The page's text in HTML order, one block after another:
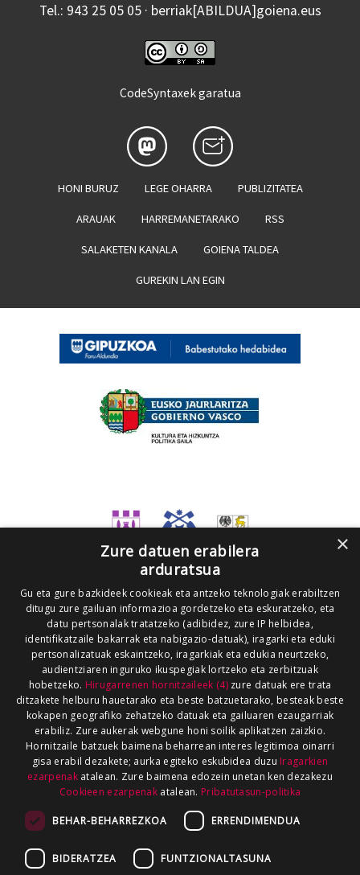
Tel.: 943 25 05 05 · berriak[ABILDUA]goiena.eus
CodeSyntaxek garatua
HONI BURUZ LEGE OHARRA PUBLIZITATEA
ARAUAK HARREMANETARAKO RSS
SALAKETEN KANALA GOIENA TALDEA
GUREKIN LAN EGIN
×
Zure datuen erabilera
arduratsua
Gu eta gure bazkideek cookieak eta antzeko teknologiak erabiltzen
ditugu zure gailuan informazioa gordetzeko eta eskuratzeko, eta
datu pertsonalak tratatzeko (adibidez, zure IP helbidea,
identifikatzaile bakarrak eta nabigazio-datuak), iragarki eta eduki
pertsonalizatuak eskaintzeko, iragarkiak eta edukia neurtzeko,
audientziaren inguruko ikuspegiak lortzeko eta zerbitzuak
hobetzeko. Hirugarrenen hornitzaileek (4)zure datuak ere trata
ditzakete helburu hauetarako eta beste batzuetarako, besteak beste
kokapen geografiko zehatzeko datuak eta gailuaren ezaugarriak
erabiliz. Zure aukerak webgune honi soilik aplikatzen zaizkio.
Hornitzaile batzuek baimena beharrean interes legitimoa oinarri
gisa erabil dezakete; aurka egiteko eskubidea duzu Iragarkien
ezarpenakatalean. Zure baimena edozein unetan ken dezakezu
Cookieen ezarpenak atalean. Pribatutasun-politika
BEHAR-BEHARREZKOA ERRENDIMENDUA
BIDERATZEA FUNTZIONALTASUNA